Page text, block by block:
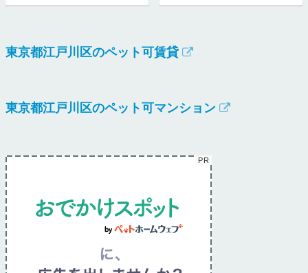
東京都江戸川区のペット可賃貸
東京都江戸川区のペット可マンション